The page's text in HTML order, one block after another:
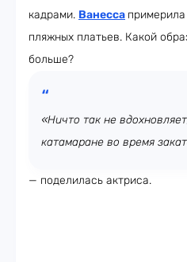
кадрами. Ванесса
пляжных платьев. Какой
больше?
«Ничто так не
катамаране во время
— поделилась актриса.